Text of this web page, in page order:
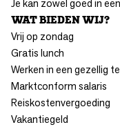
Je kan zowel goed in
WAT BIEDEN WIJ?
Vrij op zondag
Gratis lunch
Werken in een gezellig
Marktconform salaris
Reiskostenvergoeding
Vakantiegeld